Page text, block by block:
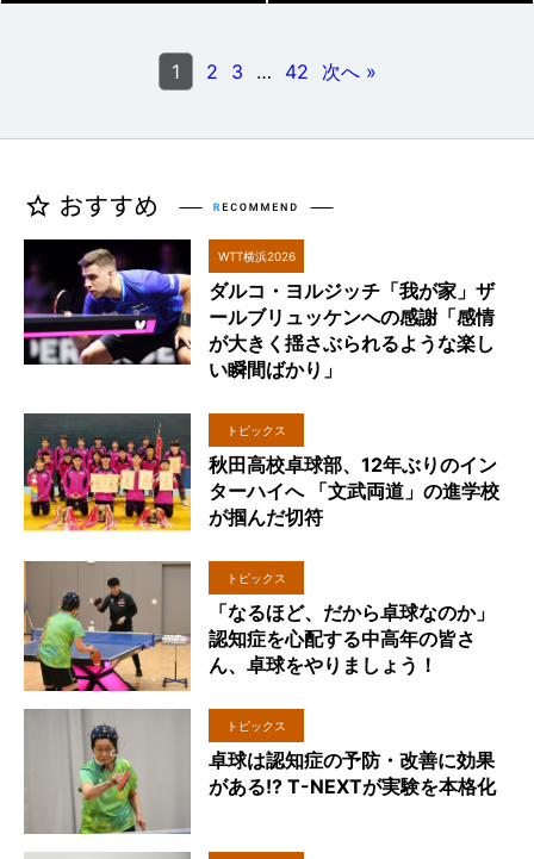
1 2 3 … 42 次へ »
WTT横浜2026
ダルコ・ヨルジッチ「我が家」ザ
ールブリュッケンへの感謝「感情
が大きく揺さぶられるような楽し
い瞬間ばかり」
トピックス
秋田高校卓球部、12年ぶりのイン
ターハイへ 「文武両道」の進学校
が掴んだ切符
トピックス
「なるほど、だから卓球なのか」
認知症を心配する中高年の皆さ
ん、卓球をやりましょう！
トピックス
卓球は認知症の予防・改善に効果
がある!? T-NEXTが実験を本格化